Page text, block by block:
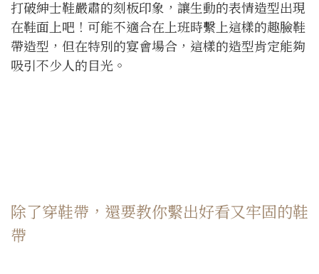
打破紳士鞋嚴肅的刻板印象，讓生動的表情造型出現
在鞋面上吧！可能不適合在上班時繫上這樣的趣臉鞋
帶造型，但在特別的宴會場合，這樣的造型肯定能夠
吸引不少人的目光。
除了穿鞋帶，還要教你繫出好看又牢固的鞋
帶